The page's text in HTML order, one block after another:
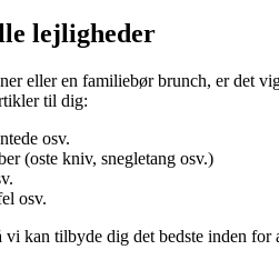
lejligheder
eller en familiebør brunch, er det
til dig:
osv.
(oste kniv, snegletang osv.)
osv.
kan tilbyde dig det bedste inden